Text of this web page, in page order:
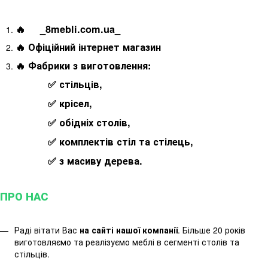
🔥 _8mebli.com.ua_
🔥 Офіційний інтернет магазин
🔥 Фабрики з виготовлення:
✅ стільців,
✅ крісел,
✅ обідніх столів,
✅ комплектів стіл та стілець,
✅ з масиву дерева.
ПРО НАС
Раді вітати Вас на сайті нашої компанії. Більше 20 років
виготовляємо та реалізуємо меблі в сегменті столів та
стільців.